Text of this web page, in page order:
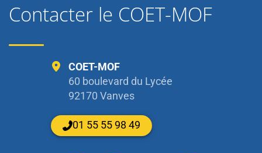
Contacter le COET-MOF
COET-MOF
60 boulevard du Lycée
92170 Vanves
01 55 55 98 49